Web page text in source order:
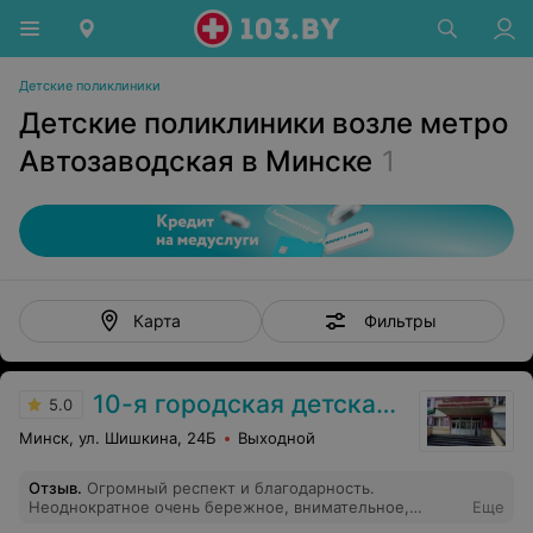
Детские поликлиники
Детские поликлиники возле метро
Автозаводская в Минске 1
Карта Фильтры
5.0 10-я городская детская клиническая поликлиника
Минск, ул. Шишкина, 24Б Выходной
Отзыв. Огромный респект и благодарность.
Неоднократное очень бережное, внимательное,
Еще